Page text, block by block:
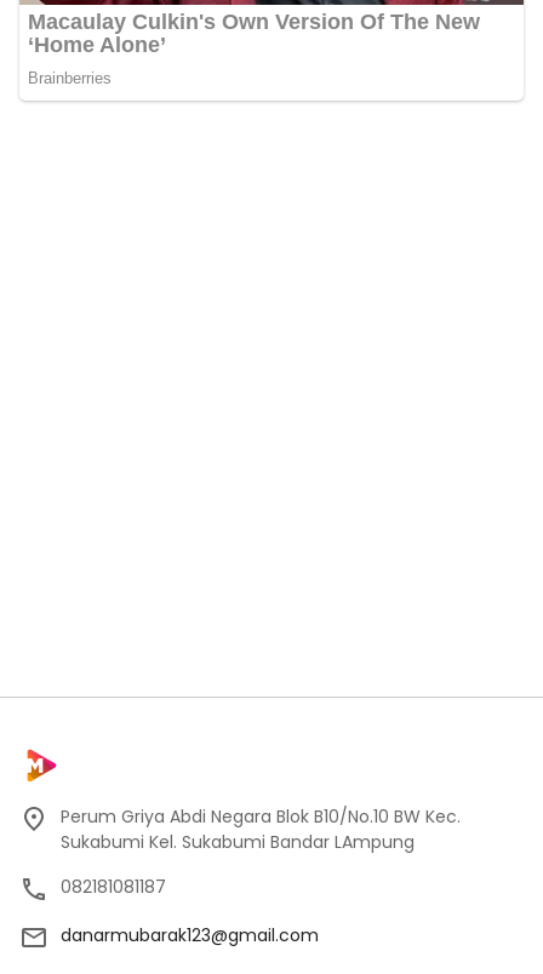
Perum Griya Abdi Negara Blok B10/No.10 BW Kec.
Sukabumi Kel. Sukabumi Bandar LAmpung
082181081187
danarmubarak123@gmail.com